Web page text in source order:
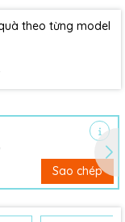
theo từng model
Sao chép